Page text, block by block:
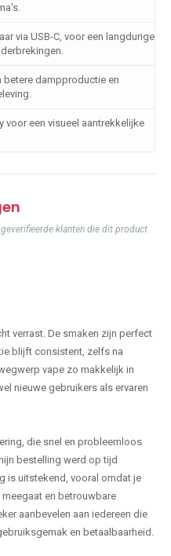
via USB-C, voor een langdurige
betere dampproductie en
voor een visueel aantrekkelijke
klanten die dit product
verrast. De smaken zijn perfect
blijft consistent, zelfs na
vape zo makkelijk in
nieuwe gebruikers als ervaren
die snel en probleemloos
bestelling werd op tijd
is uitstekend, vooral omdat je
en betrouwbare
aanbevelen aan iedereen die
en betaalbaarheid.